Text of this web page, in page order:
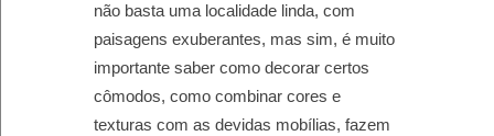
não basta uma localidade linda, com
paisagens exuberantes, mas sim, é muito
importante saber como decorar certos
cômodos, como combinar cores e
texturas com as devidas mobílias, fazem